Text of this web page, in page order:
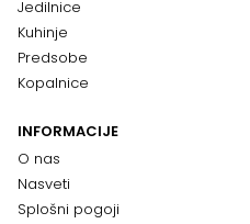
Jedilnice
Kuhinje
Predsobe
Kopalnice
INFORMACIJE
O nas
Nasveti
Splošni pogoji